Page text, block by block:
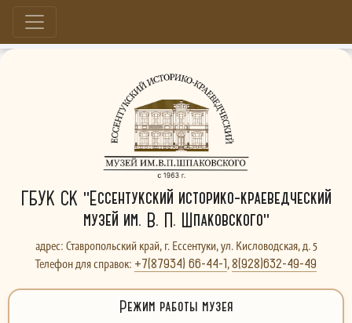
Больше, чем музей...
ГБУК СК "Ессентукский историко-краеведческий
музей им. В. П. Шпаковского"
адрес: Ставропольский край, г. Ессентуки, ул. Кисловодская, д. 5
Телефон для справок: +7(87934) 66-44-1,8(928)632-49-49
Режим работы музея